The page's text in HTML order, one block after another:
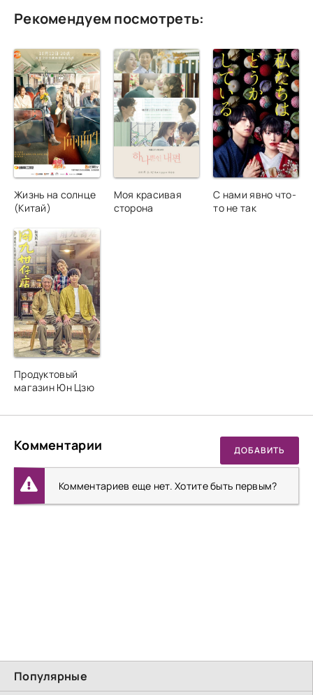
Популярные
Рекомендуем посмотреть:
Жизнь на солнце
(Китай)
Моя красивая
сторона
С нами явно что-
то не так
Продуктовый
магазин Юн Цзю
Комментарии ДОБАВИТЬ
Комментариев еще нет. Хотите быть первым?